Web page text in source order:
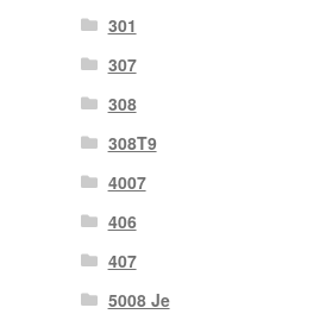
301
307
308
308T9
4007
406
407
5008 Je